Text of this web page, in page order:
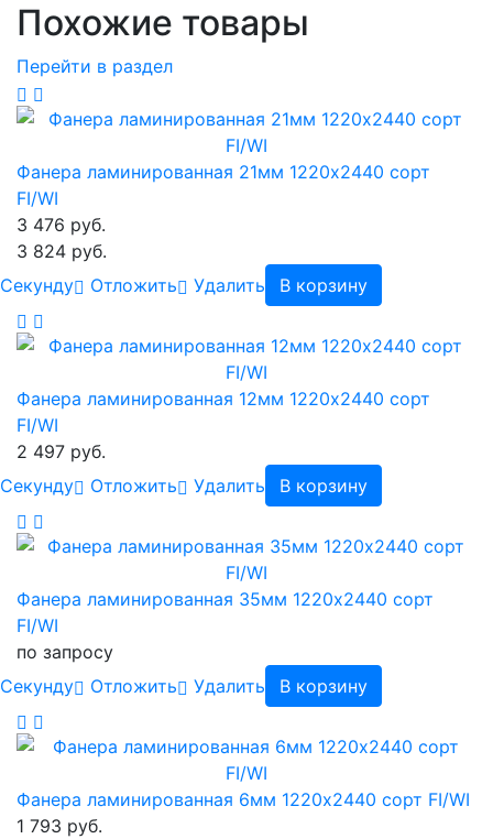
Похожие товары
Перейти в раздел
Фанера ламинированная 21мм 1220х2440 сорт
FI/WI
3 476 руб.
3 824 руб.
Cекунду
Отложить Удалить В корзину
Фанера ламинированная 12мм 1220х2440 сорт
FI/WI
2 497 руб.
Cекунду
Отложить Удалить В корзину
Фанера ламинированная 35мм 1220х2440 сорт
FI/WI
по запросу
Cекунду
Отложить Удалить В корзину
Фанера ламинированная 6мм 1220х2440 сорт FI/WI
1 793 руб.